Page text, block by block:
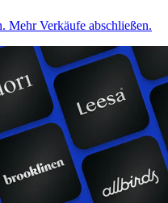
Mehr Verkäufe abschließen.